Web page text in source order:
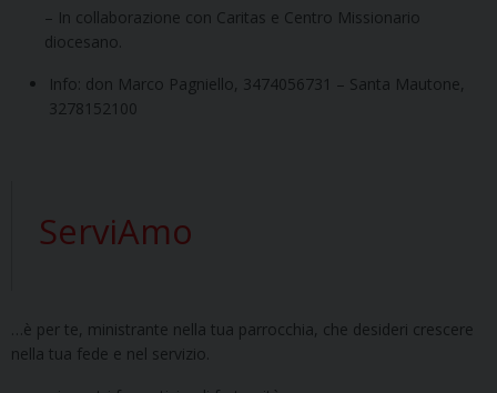
– In collaborazione con Caritas e Centro Missionario
diocesano.
Info: don Marco Pagniello, 3474056731 – Santa Mautone,
3278152100
ServiAmo
…è per te, ministrante nella tua parrocchia, che desideri crescere
nella tua fede e nel servizio.